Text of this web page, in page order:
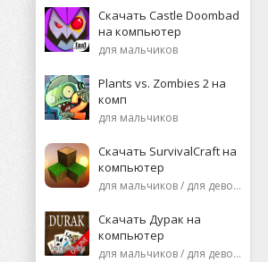
Скачать Castle Doombad
на компьютер
для мальчиков
Plants vs. Zombies 2 на
комп
для мальчиков
Скачать SurvivalCraft на
компьютер
для мальчиков / для девочек
Скачать Дурак на
компьютер
для мальчиков / для девочек